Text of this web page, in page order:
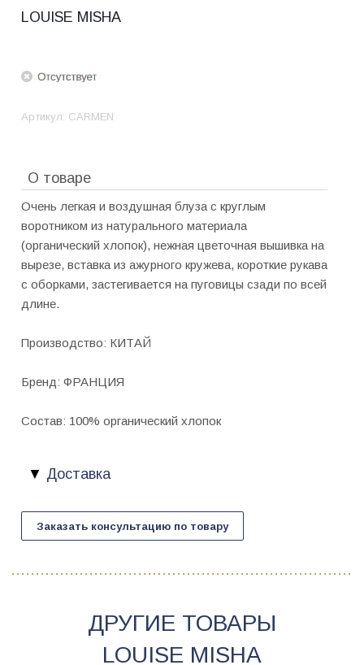
LOUISE MISHA
Артикул: CARMEN
О товаре
Очень легкая и воздушная блуза с круглым
воротником из натурального материала
(органический хлопок), нежная цветочная вышивка на
вырезе, вставка из ажурного кружева, короткие рукава
с оборками, застегивается на пуговицы сзади по всей
длине.
Производство: КИТАЙ
Бренд: ФРАНЦИЯ
Состав: 100% органический хлопок
Доставка
Заказать консультацию по товару
ДРУГИЕ ТОВАРЫ
LOUISE MISHA